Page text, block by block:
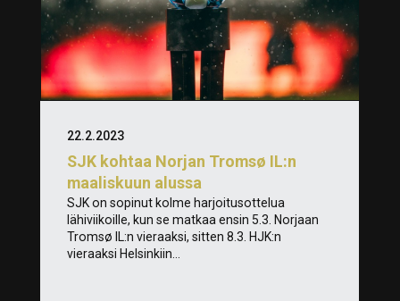
SJK kohtaa Norjan Tromsø IL:n
maaliskuun alussa
22.2.2023
SJK on sopinut kolme harjoitusottelua
lähiviikoille, kun se matkaa ensin 5.3. Norjaan
Tromsø IL:n vieraaksi, sitten 8.3. HJK:n
vieraaksi Helsinkiin...